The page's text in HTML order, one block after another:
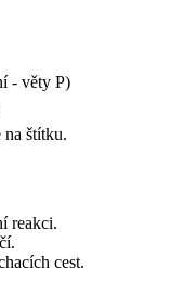
- věty P)
na štítku.
reakci.
cest.